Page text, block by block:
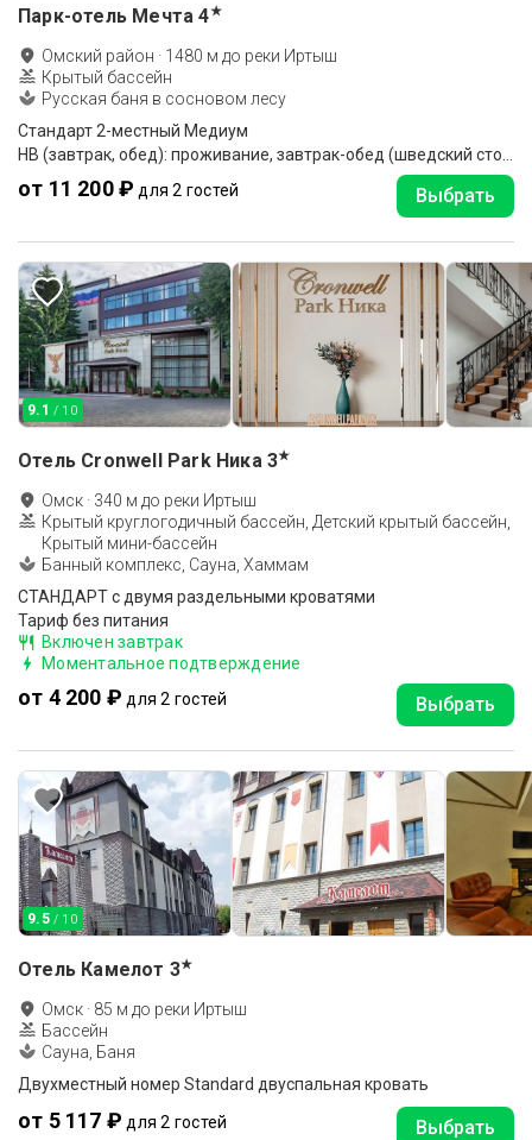
Парк-отель Мечта 4★
Омский район · 1480 м до реки Иртыш
Крытый бассейн
Русская баня в сосновом лесу
Стандарт 2-местный Медиум
от 11 200 ₽ для 2 гостей Выбрать
9.1 / 10
Отель Cronwell Park Ника 3★
Омск · 340 м до реки Иртыш
Крытый круглогодичный бассейн, Детский крытый бассейн,
Крытый мини-бассейн
Банный комплекс, Сауна, Хаммам
СТАНДАРТ с двумя раздельными кроватями
Тариф без питания
Включен завтрак
Моментальное подтверждение
от 4 200 ₽ для 2 гостей Выбрать
9.5 / 10
Отель Камелот 3★
Омск · 85 м до реки Иртыш
Бассейн
Сауна, Баня
Двухместный номер Standard двуспальная кровать
от 5 117 ₽ для 2 гостей Выбрать